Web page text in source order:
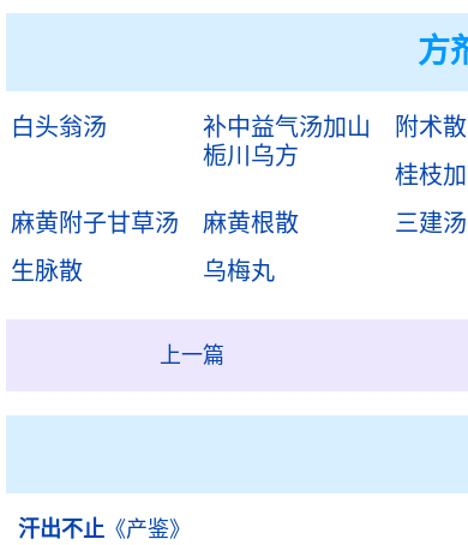
方
白头翁汤
补中益气汤加山
栀川乌方
附术散
桂枝
麻黄附子甘草汤
麻黄根散 三建汤
生脉散
乌梅丸
上一篇
汗出不止 《产鉴》